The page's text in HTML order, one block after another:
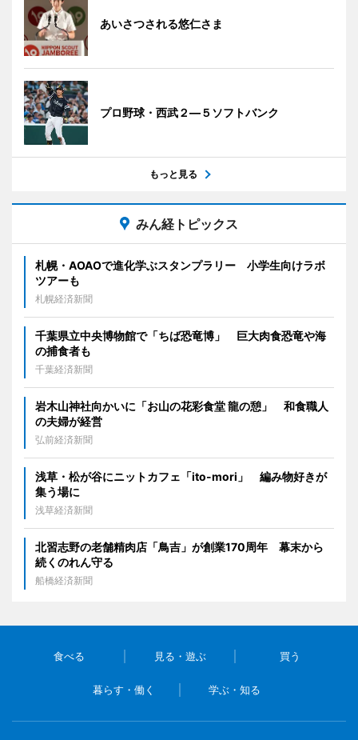
あいさつされる悠仁さま
プロ野球・西武２―５ソフトバンク
もっと見る
みん経トピックス
札幌・AOAOで進化学ぶスタンプラリー 小学生向けラボ
ツアーも
札幌経済新聞
千葉県立中央博物館で「ちば恐竜博」 巨大肉食恐竜や海
の捕食者も
千葉経済新聞
岩木山神社向かいに「お山の花彩食堂 龍の憩」 和食職人
の夫婦が経営
弘前経済新聞
浅草・松が谷にニットカフェ「ito-mori」 編み物好きが
集う場に
浅草経済新聞
北習志野の老舗精肉店「鳥吉」が創業170周年 幕末から
続くのれん守る
船橋経済新聞
食べる 見る・遊ぶ 買う
暮らす・働く 学ぶ・知る